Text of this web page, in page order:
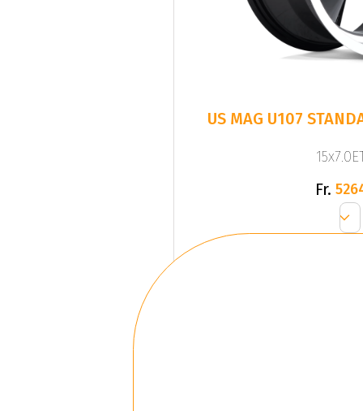
US MAG U107
Fr.